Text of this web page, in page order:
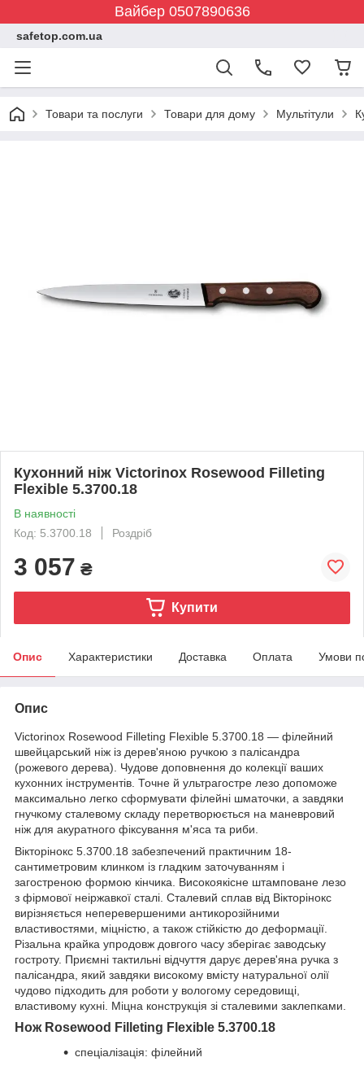
Вайбер 0507890636
safetop.com.ua
Товари та послуги Товари для дому Мультітули
Кухонний ніж Victorinox Rosewood Filleting
Flexible 5.3700.18
В наявності
Код: 5.3700.18
Роздріб
3 057 ₴
Купити
Опис Характеристики Доставка Оплата Умови
Опис
Victorinox Rosewood Filleting Flexible 5.3700.18 — філейний
швейцарський ніж із дерев'яною ручкою з палісандра
(рожевого дерева). Чудове доповнення до колекції ваших
кухонних інструментів. Точне й ультрагостре лезо допоможе
максимально легко сформувати філейні шматочки, а завдяки
гнучкому сталевому складу перетворюється на маневровий
ніж для акуратного фіксування м'яса та риби.
Вікторінокс 5.3700.18 забезпечений практичним 18-
сантиметровим клинком із гладким заточуванням і
загостреною формою кінчика. Високоякісне штамповане лезо
з фірмової неіржавкої сталі. Сталевий сплав від Вікторінокс
вирізняється неперевершеними антикорозійними
властивостями, міцністю, а також стійкістю до деформації.
Різальна крайка упродовж довгого часу зберігає заводську
гостроту. Приємні тактильні відчуття дарує дерев'яна ручка з
палісандра, який завдяки високому вмісту натуральної олії
чудово підходить для роботи у вологому середовищі,
властивому кухні. Міцна конструкція зі сталевими заклепками.
Нож Rosewood Filleting Flexible 5.3700.18
спеціалізація: філейний